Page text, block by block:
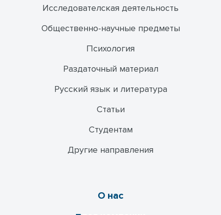
Исследователская деятельность
Общественно-научные предметы
Психология
Раздаточный материал
Русский язык и литература
Статьи
Студентам
Другие направления
О нас